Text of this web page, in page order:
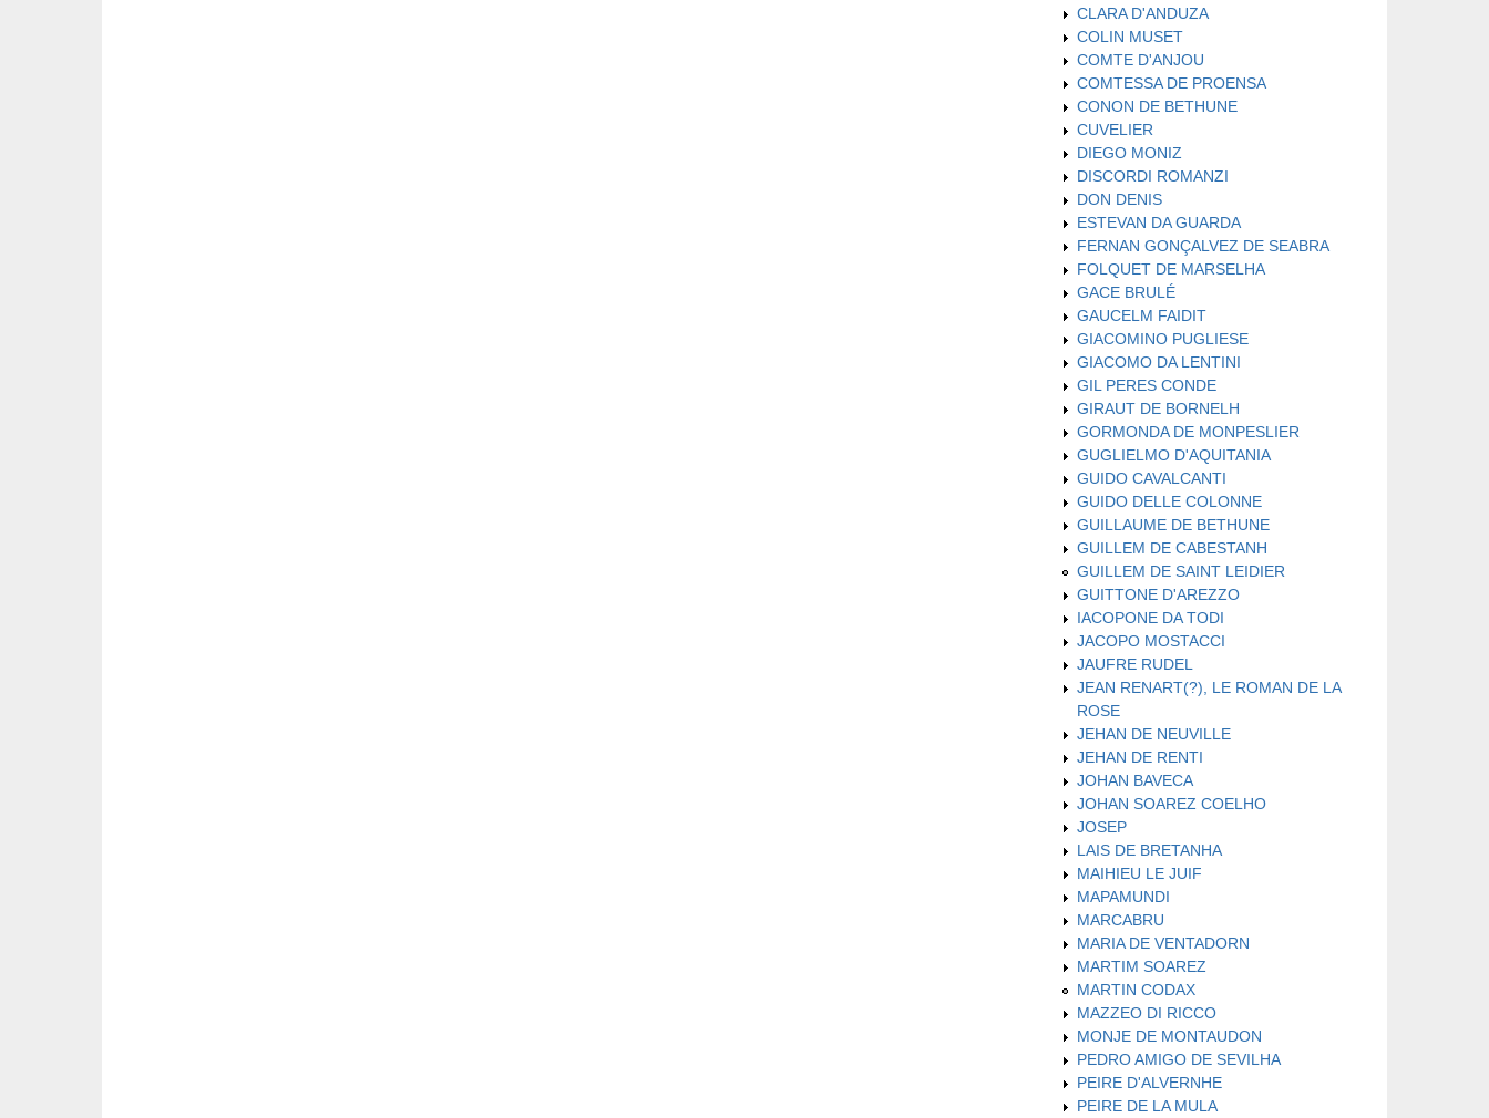
CLARA D'ANDUZA
COLIN MUSET
COMTE D'ANJOU
COMTESSA DE PROENSA
CONON DE BETHUNE
CUVELIER
DIEGO MONIZ
DISCORDI ROMANZI
DON DENIS
ESTEVAN DA GUARDA
FERNAN GONÇALVEZ DE SEABRA
FOLQUET DE MARSELHA
GACE BRULÉ
GAUCELM FAIDIT
GIACOMINO PUGLIESE
GIACOMO DA LENTINI
GIL PERES CONDE
GIRAUT DE BORNELH
GORMONDA DE MONPESLIER
GUGLIELMO D'AQUITANIA
GUIDO CAVALCANTI
GUIDO DELLE COLONNE
GUILLAUME DE BETHUNE
GUILLEM DE CABESTANH
GUILLEM DE SAINT LEIDIER
GUITTONE D'AREZZO
IACOPONE DA TODI
JACOPO MOSTACCI
JAUFRE RUDEL
JEAN RENART(?), LE ROMAN DE LA
ROSE
JEHAN DE NEUVILLE
JEHAN DE RENTI
JOHAN BAVECA
JOHAN SOAREZ COELHO
JOSEP
LAIS DE BRETANHA
MAIHIEU LE JUIF
MAPAMUNDI
MARCABRU
MARIA DE VENTADORN
MARTIM SOAREZ
MARTIN CODAX
MAZZEO DI RICCO
MONJE DE MONTAUDON
PEDRO AMIGO DE SEVILHA
PEIRE D'ALVERNHE
PEIRE DE LA MULA